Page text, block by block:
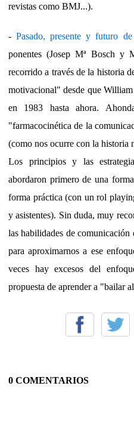
revistas como BMJ...).
-Pasado, presente y futuro
ponentes (Josep Mª Bosch y
recorrido a través de la historia
motivacional" desde que
en 1983 hasta ahora.
"farmacocinética de la
(como nos ocurre con la historia
Los principios y las
abordaron primero de una
forma práctica (con un rol
y asistentes). Sin duda, muy
las habilidades de
para aproximarnos a ese
veces hay excesos del
propuesta de aprender a "bailar
0 COMENTARIOS